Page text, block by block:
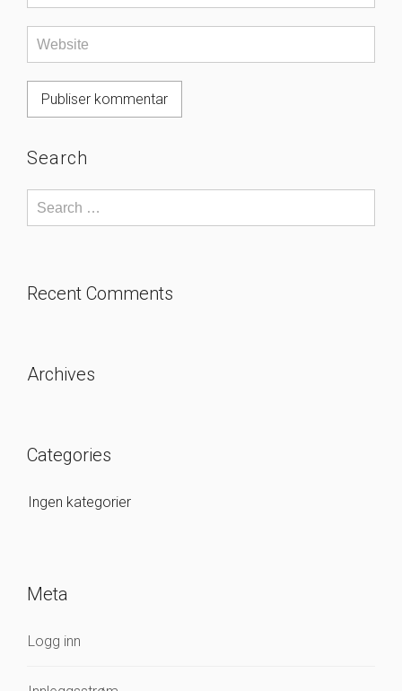
Search
Recent Comments
Archives
Categories
Ingen kategorier
Meta
Logg inn